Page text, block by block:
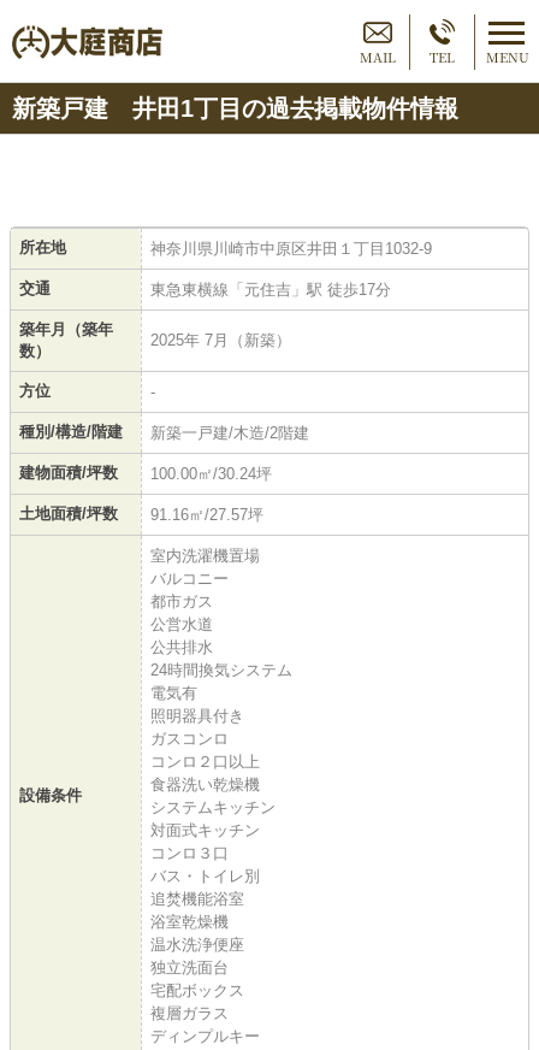
MAIL TEL MENU
新築戸建 井田1丁目の過去掲載物件情報
所在地 神奈川県川崎市中原区井田１丁目1032-9
交通 東急東横線「元住吉」駅 徒歩17分
築年月（築年
数）
2025年 7月（新築）
方位 -
種別/構造/階建 新築一戸建/木造/2階建
建物面積/坪数 100.00㎡/30.24坪
土地面積/坪数 91.16㎡/27.57坪
設備条件
室内洗濯機置場
バルコニー
都市ガス
公営水道
公共排水
24時間換気システム
電気有
照明器具付き
ガスコンロ
コンロ２口以上
食器洗い乾燥機
システムキッチン
対面式キッチン
コンロ３口
バス・トイレ別
追焚機能浴室
浴室乾燥機
温水洗浄便座
独立洗面台
宅配ボックス
複層ガラス
ディンプルキー